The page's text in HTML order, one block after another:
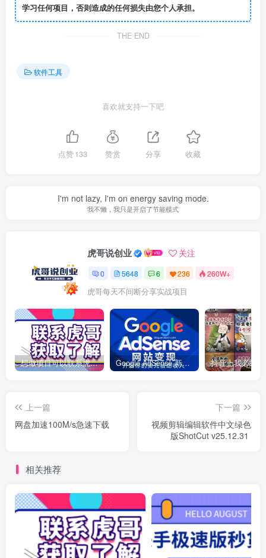
学习任何项目，否则造成的任何损失由您个人承担。
THE END
软件工具
喜欢就支持一下吧
点赞133 赞赏 分享 收藏
I'm not lazy, I'm on energy saving mode.
我不懒，我只是开启了节能模式
虎哥说创业 关注
0 5648 6 236 260W+
虎哥每天不间断分享实战项目
想做项目可以联系虎哥微信 虎哥一对一解答并且远程视频教学 Google AdSense 新手接入教程：虎哥手把手教你用网站赚取美元收入
上一篇
网盘加速100M/s急速下载
下一篇
视频剪辑编辑软件中文绿色
版ShotCut v25.12.31
相关推荐